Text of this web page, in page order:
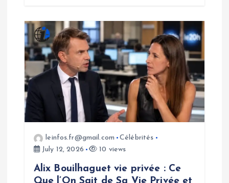
leinfos.fr@gmail.com
Célébrités
July 12, 2026
10 views
Alix Bouilhaguet vie privée : Ce